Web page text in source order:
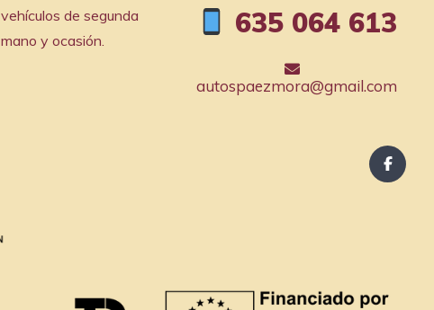
vehículos de segunda
mano y ocasión.
635 064 613
autospaezmora@gmail.com